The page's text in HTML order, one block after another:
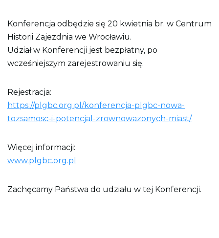
Konferencja odbędzie się 20 kwietnia br. w Centrum
Historii Zajezdnia we Wrocławiu.
Udział w Konferencji jest bezpłatny, po
wcześniejszym zarejestrowaniu się.
Rejestracja:
https://plgbc.org.pl/konferencja-plgbc-nowa-
tozsamosc-i-potencjal-zrownowazonych-miast/
Więcej informacji:
www.plgbc.org.pl
Zachęcamy Państwa do udziału w tej Konferencji.